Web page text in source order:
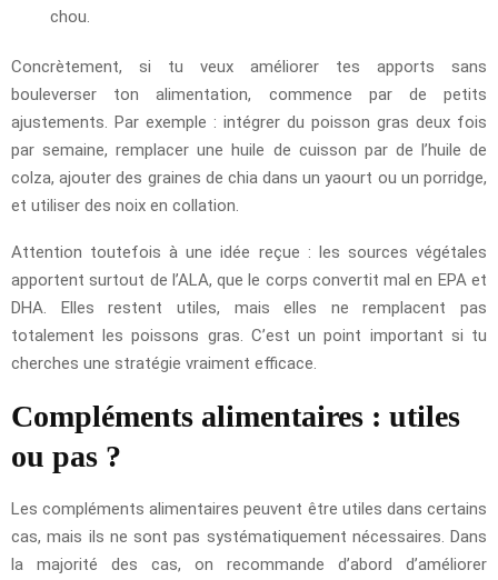
chou.
Concrètement, si tu veux améliorer tes apports sans
bouleverser ton alimentation, commence par de petits
ajustements. Par exemple : intégrer du poisson gras deux fois
par semaine, remplacer une huile de cuisson par de l’huile de
colza, ajouter des graines de chia dans un yaourt ou un porridge,
et utiliser des noix en collation.
Attention toutefois à une idée reçue : les sources végétales
apportent surtout de l’ALA, que le corps convertit mal en EPA et
DHA. Elles restent utiles, mais elles ne remplacent pas
totalement les poissons gras. C’est un point important si tu
cherches une stratégie vraiment efficace.
Compléments alimentaires : utiles
ou pas ?
Les compléments alimentaires peuvent être utiles dans certains
cas, mais ils ne sont pas systématiquement nécessaires. Dans
la majorité des cas, on recommande d’abord d’améliorer